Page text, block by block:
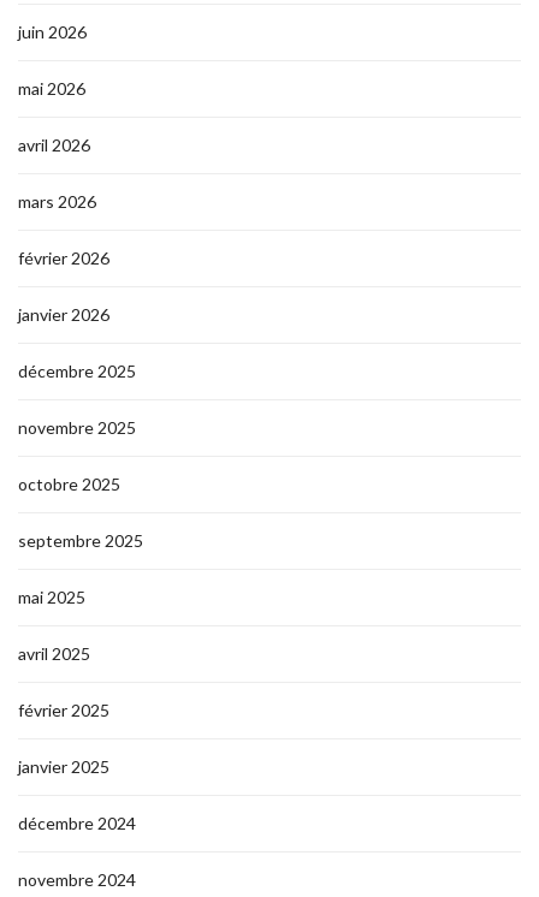
juin 2026
mai 2026
avril 2026
mars 2026
février 2026
janvier 2026
décembre 2025
novembre 2025
octobre 2025
septembre 2025
mai 2025
avril 2025
février 2025
janvier 2025
décembre 2024
novembre 2024